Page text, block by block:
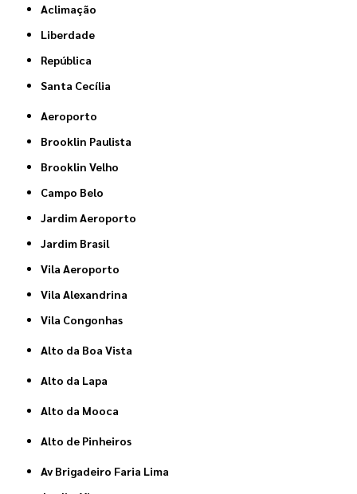
Aclimação
Liberdade
República
Santa Cecília
Aeroporto
Brooklin Paulista
Brooklin Velho
Campo Belo
Jardim Aeroporto
Jardim Brasil
Vila Aeroporto
Vila Alexandrina
Vila Congonhas
Alto da Boa Vista
Alto da Lapa
Alto da Mooca
Alto de Pinheiros
Av Brigadeiro Faria Lima